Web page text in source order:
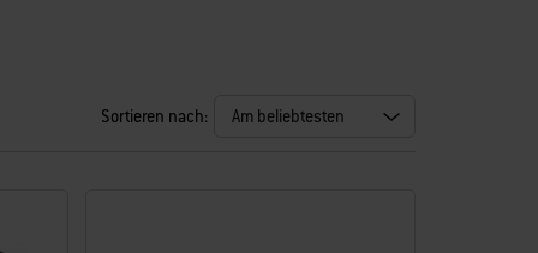
Sortieren nach: